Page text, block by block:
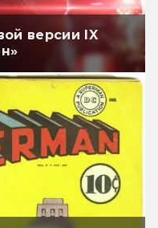
версии IX